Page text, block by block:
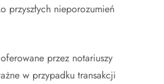
przyszłych nieporozumień
przez notariuszy
w przypadku transakcji